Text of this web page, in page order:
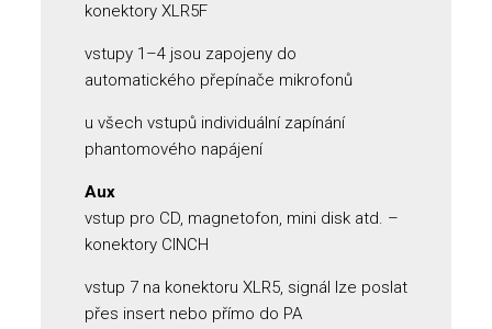
konektory XLR5F
vstupy 1–4 jsou zapojeny do
automatického přepínače mikrofonů
u všech vstupů individuální zapínání
phantomového napájení
Aux
vstup pro CD, magnetofon, mini disk atd. –
konektory CINCH
vstup 7 na konektoru XLR5, signál lze poslat
přes insert nebo přímo do PA